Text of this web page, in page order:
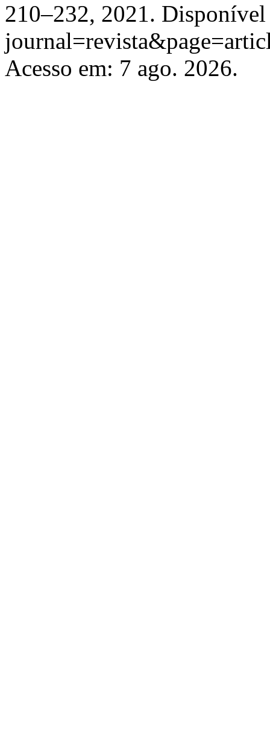
210–232, 2021.
Acesso em: 7 ago. 2026.